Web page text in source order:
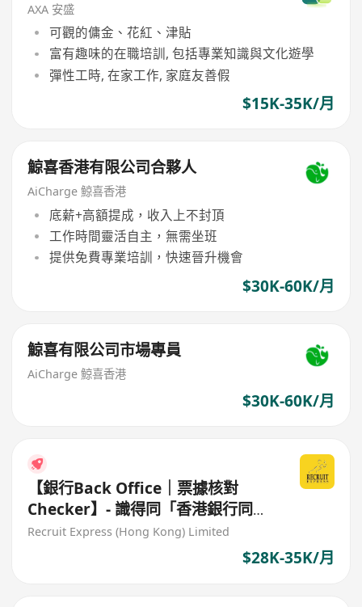
AXA 安盛
可觀的傭金、花紅、津貼
富有趣味的在職培訓, 包括專業知識與文化遊學
彈性工時, 在家工作, 家庭友善假
$15K-35K/月
鯨喜香港有限公司合夥人
AiCharge 鯨喜香港
底薪+高額提成，收入上不封頂
工作時間靈活自主，無需坐班
提供免費專業培訓，快速晉升機會
$30K-60K/月
鯨喜有限公司市場專員
AiCharge 鯨喜香港
$30K-60K/月
【銀行Back Office｜票據核對
Checker】- 識得同「香港銀行同業
結算有限公司」溝通，要熟悉交換票
Recruit Express (Hong Kong) Limited
$28K-35K/月